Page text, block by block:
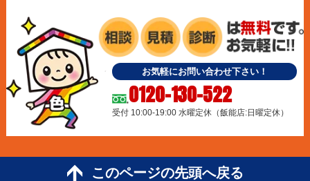
お気軽にお問い合わせ下さい！
0120-130-522
受付 10:00-19:00 水曜定休（飯能店:日曜定休）
このページの先頭へ戻る